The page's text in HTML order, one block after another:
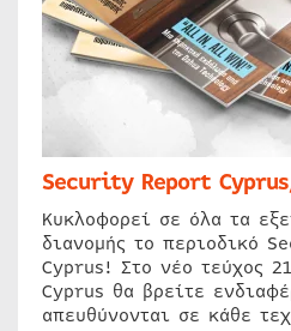
Security Report
Κυκλοφορεί σε όλα τα
διανομής το περιοδικό
Cyprus! Στο νέο τεύχος
Cyprus θα βρείτε
απευθύνονται σε κάθε